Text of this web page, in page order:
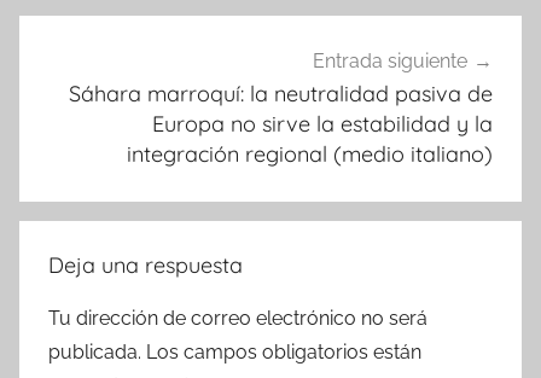
Entrada siguiente
Sáhara marroquí: la neutralidad pasiva de
Europa no sirve la estabilidad y la
integración regional (medio italiano)
Deja una respuesta
Tu dirección de correo electrónico no será
publicada. Los campos obligatorios están